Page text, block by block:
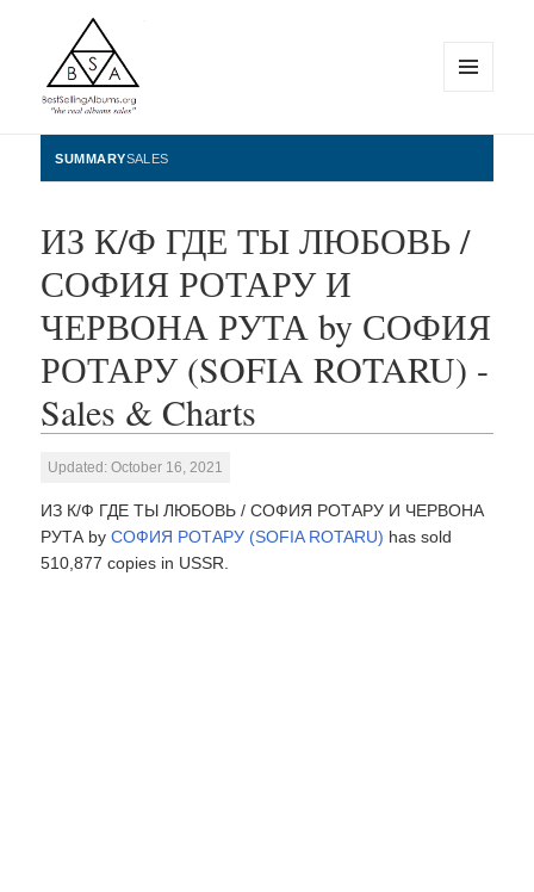
BestSellingAlbums.org
WIDGETS
SUMMARYSALES
ИЗ К/Ф ГДЕ ТЫ ЛЮБОВЬ /
СОФИЯ РОТАРУ И
ЧЕРВОНА РУТА by СОФИЯ
РОТАРУ (SOFIA ROTARU) -
Sales & Charts
Updated: October 16, 2021
ИЗ К/Ф ГДЕ ТЫ ЛЮБОВЬ / СОФИЯ РОТАРУ И ЧЕРВОНА
РУТА byСОФИЯ РОТАРУ (SOFIA ROTARU) has sold
510,877 copies in USSR.